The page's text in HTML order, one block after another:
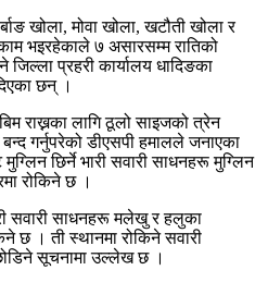
खोला, मोवा खोला, खटौती खोला र
भइरहेकाले ७ असारसम्म रातिको
प्रहरी कार्यालय धादिङका
छन् ।
राख्नका लागि ठूलो साइजको त्रेन
गर्नुपरेको डीएसपी हमालले जनाएका
छिर्ने भारी सवारी साधनहरू मुग्लिन
रोकिने छ ।
सवारी साधनहरू मलेखु र हलुका
छ । ती स्थानमा रोकिने सवारी
सूचनामा उल्लेख छ ।